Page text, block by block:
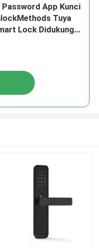
App Kunci
Tuya
Lock Didukung